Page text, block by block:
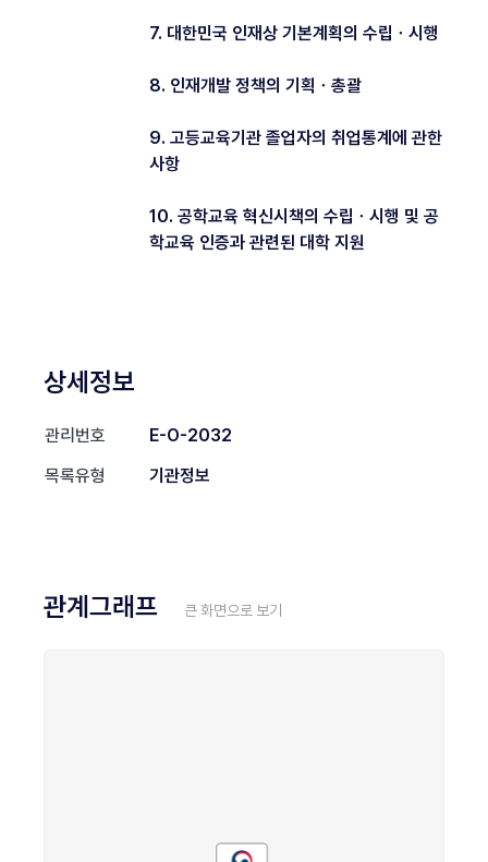
7. 대한민국 인재상 기본계획의 수립ㆍ시행
8. 인재개발 정책의 기획ㆍ총괄
9. 고등교육기관 졸업자의 취업통계에 관한
사항
10. 공학교육 혁신시책의 수립ㆍ시행 및 공
학교육 인증과 관련된 대학 지원
상세정보
관리번호
E-O-2032
목록유형
기관정보
관계그래프 큰 화면으로 보기